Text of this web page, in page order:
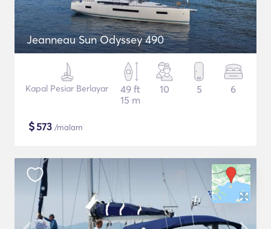
Jeanneau Sun Odyssey 490
Kapal Pesiar Berlayar
49 ft
15 m
10 5 6
$573 /malam